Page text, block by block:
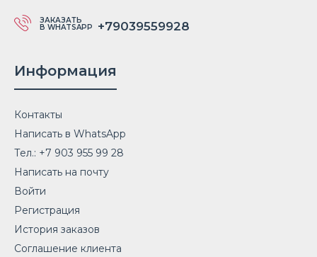
ЗАКАЗАТЬ
В WHATSAPP +79039559928
Информация
Контакты
Написать в WhatsApp
Тел.: +7 903 955 99 28
Написать на почту
Войти
Регистрация
История заказов
Соглашение клиента